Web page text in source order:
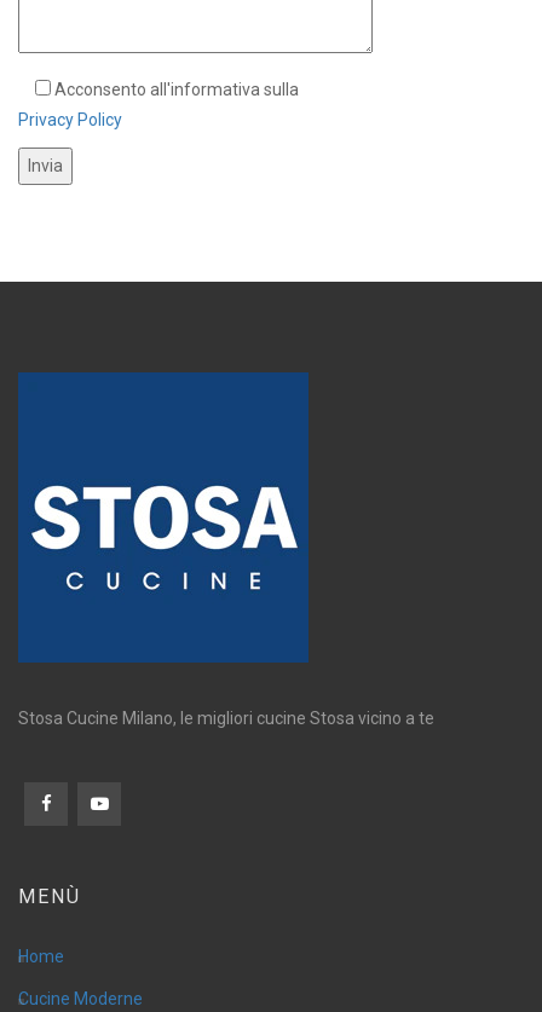
Acconsento all'informativa sulla
Privacy Policy
Stosa Cucine Milano, le migliori cucine Stosa vicino a te
MENÙ
Home
Cucine Moderne